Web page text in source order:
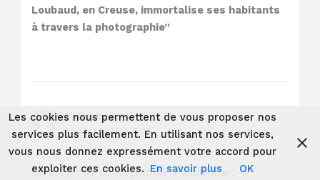
Loubaud, en Creuse, immortalise ses habitants
à travers la photographie”
Salim Ben Ali
8 juillet 2025 à 7h35
Ce projet de photographie à Saint-Marc-à-
Les cookies nous permettent de vous proposer nos
services plus facilement. En utilisant nos services,
vous nous donnez expressément votre accord pour
exploiter ces cookies. En savoir plus OK